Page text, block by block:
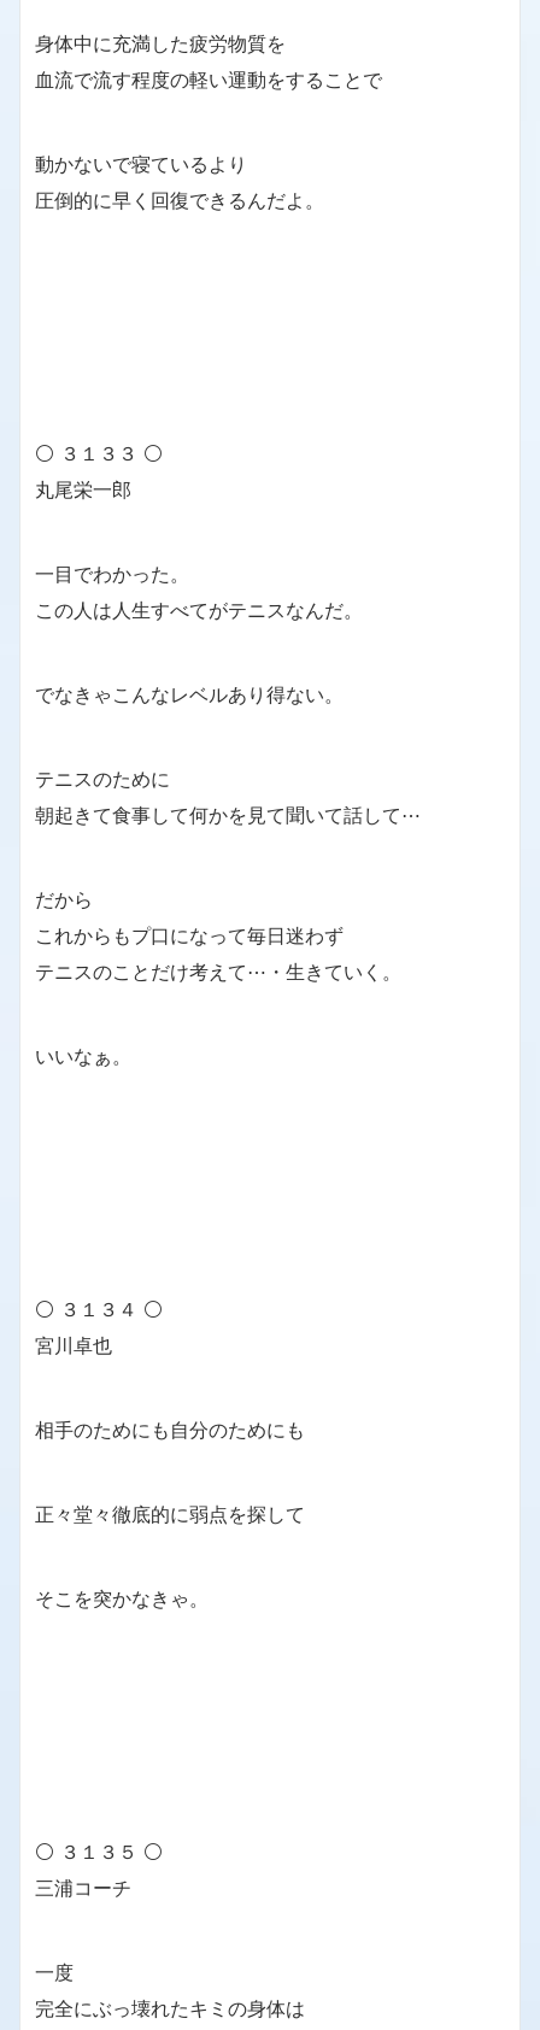
身体中に充満した疲労物質を
血流で流す程度の軽い運動をすることで
動かないで寝ているより
圧倒的に早く回復できるんだよ。
⚪ ３１３３ ⚪
丸尾栄一郎
一目でわかった。
この人は人生すべてがテニスなんだ。
でなきゃこんなレベルあり得ない。
テニスのために
朝起きて食事して何かを見て聞いて話して⋯
だから
これからもプ口になって毎日迷わず
テニスのことだけ考えて⋯・生きていく。
いいなぁ。
⚪ ３１３４ ⚪
宮川卓也
相手のためにも自分のためにも
正々堂々徹底的に弱点を探して
そこを突かなきゃ。
⚪ ３１３５ ⚪
三浦コーチ
一度
完全にぶっ壊れたキミの身体は